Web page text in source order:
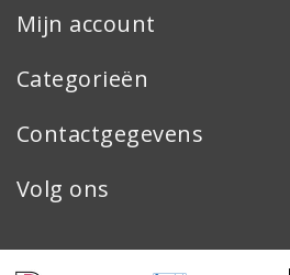
Mijn account
Categorieën
Contactgegevens
Volg ons